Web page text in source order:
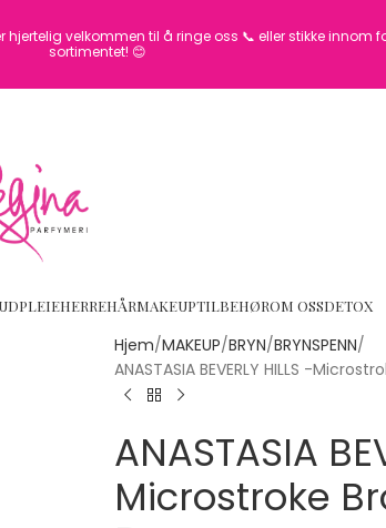
hjertelig velkommen til å ringe oss 📞 eller stikke innom
sortimentet! 😊
HERREHÅRMAKEUPTILBEHØROM OSSDETOX
Hjem MAKEUP BRYN BRYNSPENN
ANASTASIA BEVERLY HILLS -
ANASTASIA
Microstroke